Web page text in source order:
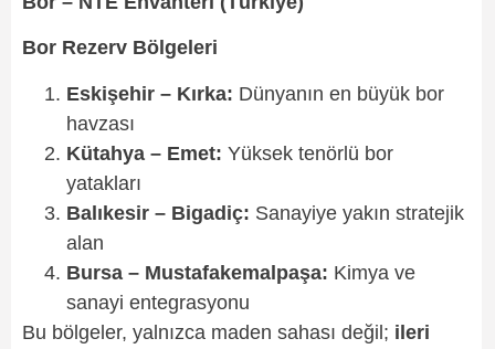
Bor Rezerv Bölgeleri
Eskişehir – Kırka: Dünyanın en büyük bor
havzası
Kütahya – Emet: Yüksek tenörlü bor
yatakları
Balıkesir – Bigadiç: Sanayiye yakın stratejik
alan
Bursa – Mustafakemalpaşa: Kimya ve
sanayi entegrasyonu
Bu bölgeler, yalnızca maden sahası değil; ileri